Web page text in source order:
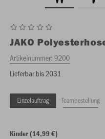
JAKO
Artikelnummer:9200
Lieferbar bis 2031
Einzelauftrag Teambestellung
Kinder (14,99 €)